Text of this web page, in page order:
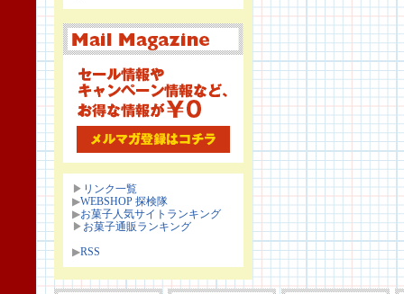
▶ リンク一覧
▶WEBSHOP 探検隊
▶お菓子人気サイトランキング
▶ お菓子通販ランキング
▶RSS